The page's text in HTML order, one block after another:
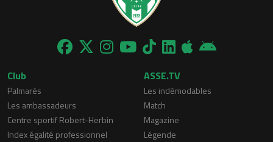
Club
Palmarès
Les ambassadeurs
Centre sportif Robert-Herbin
Index égalité professionnel
ASSE.TV
Les indémodables
Match
Magazine
Légende